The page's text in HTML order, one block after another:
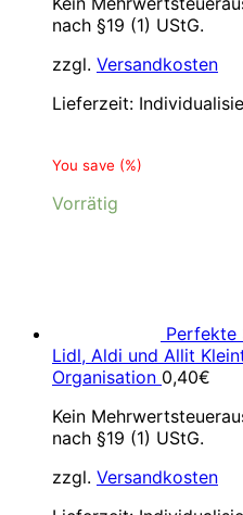
nach §19 (1) UStG.
zzgl. Versandkosten
Lieferzeit:
You save (%)
Vorrätig
Perfekte
Lidl, Aldi und Allit
Organisation 0,40€
Kein
nach §19 (1) UStG.
zzgl. Versandkosten